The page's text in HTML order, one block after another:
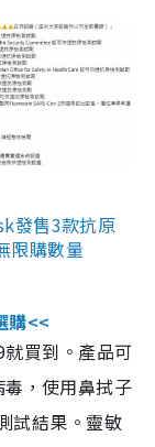
發售3款抗原
限購數量
購<<
買到。產品可
，使用鼻拭子
試結果。靈敏